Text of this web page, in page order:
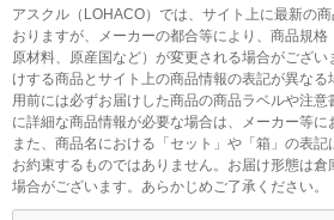
アスクル（LOHACO）では、サイト上に最新の
おりますが、メーカーの都合等により、商品規格
原材料、原産国など）が変更される場合がござ
けする商品とサイト上の商品情報の表記が異な
用前には必ずお届けした商品の商品ラベルや注意
に詳細な商品情報が必要な場合は、メーカー等に
また、商品名における「セット」や「箱」の表
お約束するものではありません。お届け形態は
場合がございます。あらかじめご了承ください。